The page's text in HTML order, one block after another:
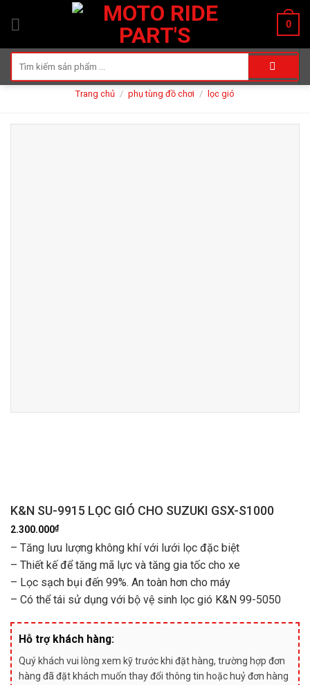
0
kiếm:
Trang chủ / phụ tùng đồ chơi / lọc gió
K&N SU-9915 LỌC GIÓ CHO SUZUKI GSX-S1000
2.300.000₫
– Tăng lưu lượng không khí với lưới lọc đặc biệt
– Thiết kế để tăng mã lực và tăng gia tốc cho xe
– Lọc sạch bụi đến 99%. An toàn hơn cho máy
– Có thể tái sử dụng với bộ vệ sinh lọc gió K&N 99-5050
Hỗ trợ khách hàng:
Quý khách vui lòng xem kỹ trước khi đặt hàng, trường hợp đơn
hàng đã đặt khách muốn thay đổi thông tin hoặc huỷ đơn hàng